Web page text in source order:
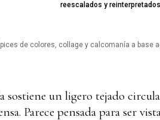
reescalados y
de colores, collage y calcomanía a base
sostiene un ligero tejado
Parece pensada para ser